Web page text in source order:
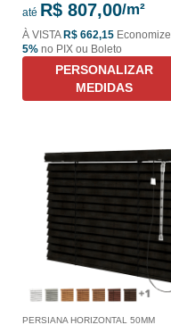
até R$ 807,00
À VISTAR$ 662,15 Economize
5% no PIX ou Boleto
PERSONALIZAR
MEDIDAS
PERSIANA HORIZONTAL 50MM